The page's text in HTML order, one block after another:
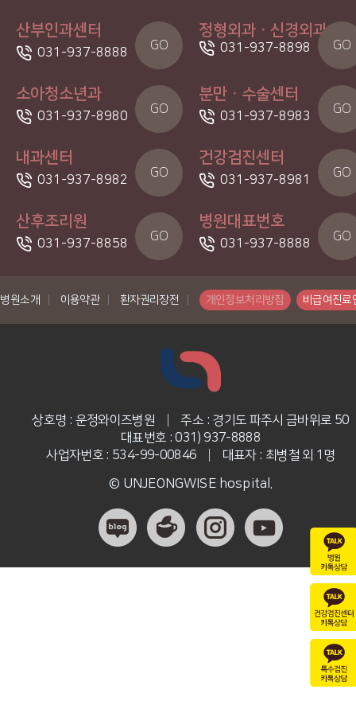
산부인과센터
031-937-8888 GO
정형외과ㆍ신경외과
031-937-8898 GO
소아청소년과
031-937-8980 GO
분만ㆍ수술센터
031-937-8983 GO
내과센터
031-937-8982 GO
건강검진센터
031-937-8981 GO
산후조리원
031-937-8858 GO
병원대표번호
031-937-8888 GO
병원소개 이용약관 환자권리장전 개인정보처리방침 비급여진료
상호명 : 운정와이즈병원
주소 : 경기도 파주시 금바위로 50
대표번호 : 031) 937-8888
사업자번호 : 534-99-00846
대표자 : 최병철 외 1명
© UNJEONGWISE hospital.